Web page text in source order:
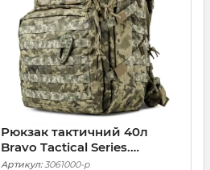
Рюкзак тактичний 40л
Bravo Tactical Series.
Піксель
Артикул:3061000-p